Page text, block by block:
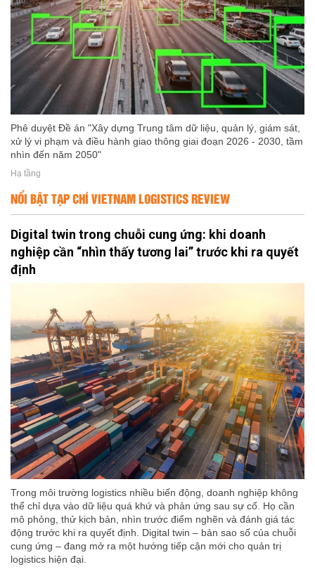
Phê duyệt Đề án "Xây dựng Trung tâm dữ liệu, quản lý, giám sát,
xử lý vi phạm và điều hành giao thông giai đoạn 2026 - 2030, tầm
nhìn đến năm 2050"
Hạ tầng
NỔI BẬT TẠP CHÍ VIETNAM LOGISTICS REVIEW
Digital twin trong chuỗi cung ứng: khi doanh
nghiệp cần “nhìn thấy tương lai” trước khi ra quyết
định
Trong môi trường logistics nhiều biến động, doanh nghiệp không
thể chỉ dựa vào dữ liệu quá khứ và phản ứng sau sự cố. Họ cần
mô phỏng, thử kịch bản, nhìn trước điểm nghẽn và đánh giá tác
động trước khi ra quyết định. Digital twin – bản sao số của chuỗi
cung ứng – đang mở ra một hướng tiếp cận mới cho quản trị
logistics hiện đại.